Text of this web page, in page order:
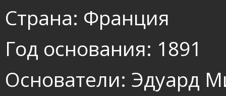
Страна: Франция
Год основания: 1891
Основатели: Эдуард